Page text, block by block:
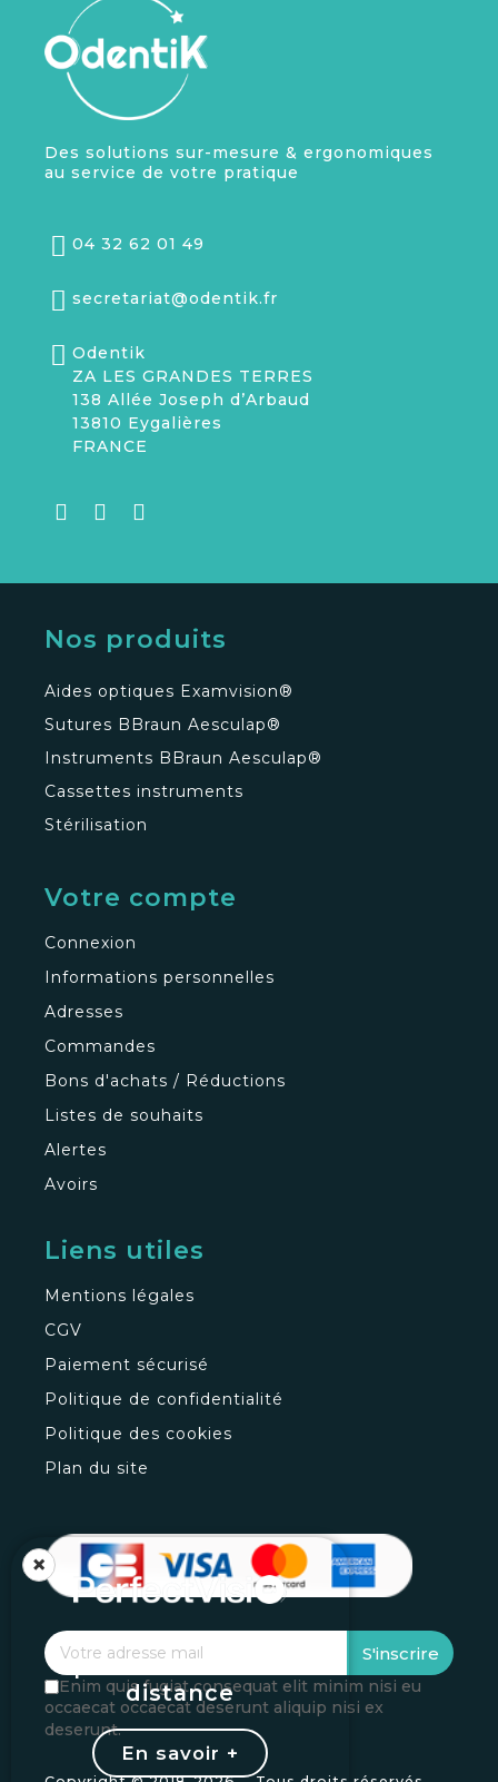
×
Vos loupes
personnalisées à
distance
En savoir +
Des solutions sur-mesure & ergonomiques
au service de votre pratique
04 32 62 01 49
secretariat@odentik.fr
Odentik
ZA LES GRANDES TERRES
138 Allée Joseph d’Arbaud
13810 Eygalières
FRANCE
Nos produits
Aides optiques Examvision®
Sutures BBraun Aesculap®
Instruments BBraun Aesculap®
Cassettes instruments
Stérilisation
Votre compte
Connexion
Informations personnelles
Adresses
Commandes
Bons d'achats / Réductions
Listes de souhaits
Alertes
Avoirs
Liens utiles
Mentions légales
CGV
Paiement sécurisé
Politique de confidentialité
Politique des cookies
Plan du site
S'inscrire
Enim quis fugiat consequat elit minim nisi eu
occaecat occaecat deserunt aliquip nisi ex
deserunt.